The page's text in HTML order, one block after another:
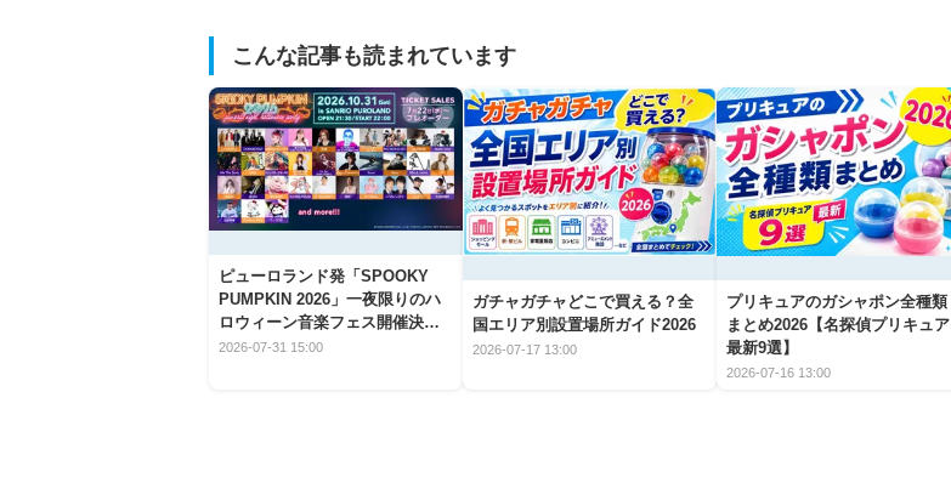
こんな記事も読まれています
ピューロランド発「SPOOKY
PUMPKIN 2026」一夜限りのハ
ロウィーン音楽フェス開催決
定！
2026-07-31 15:00
ガチャガチャどこで買える？全
国エリア別設置場所ガイド2026
2026-07-17 13:00
プリキュアのガシャポン全種類
まとめ2026【名探偵プリキュア
最新9選】
2026-07-16 13:00